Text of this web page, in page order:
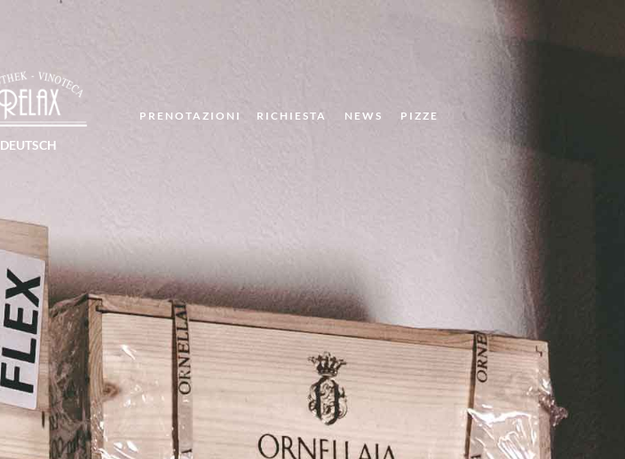
DEUTSCH
PRENOTAZIONI RICHIESTA NEWS PIZZE